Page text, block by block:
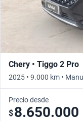
Chery • Tiggo 2 Pro
2025 • 9.000 km •
Precio desde
$8.650.000